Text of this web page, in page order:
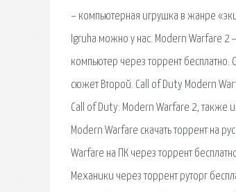
– компьютерная игрушка в жанре
Igruha можно у нас. Modern Warfare 2
компьютер через торрент бесплатно.
сюжет Второй. Call of Duty Modern
Call of Duty: Modern Warfare 2, также
Modern Warfare скачать торрент на
Warfare на ПК через торрент
Механики через торрент руторг